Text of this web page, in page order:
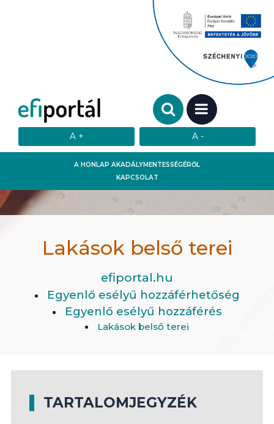
A HONLAP AKADÁLYMENTESSÉGÉRŐL
KAPCSOLAT
Keresendő szó:
MENÜ
Lakások belső terei
efiportal.hu
Egyenlő esélyű hozzáférhetőség
Egyenlő esélyű hozzáférés
Lakások belső terei
TARTALOMJEGYZÉK